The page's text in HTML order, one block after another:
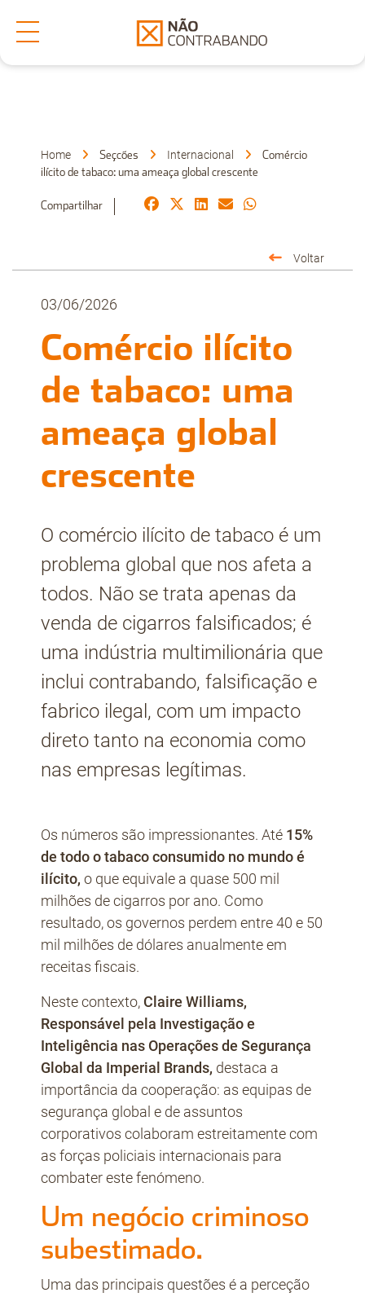
Denuncia
Sobre Nós
Home Seçcões Internacional
Comércio
ilícito de tabaco: uma ameaça global crescente
Compartilhar
Voltar
03/06/2026
Comércio ilícito
de tabaco: uma
ameaça global
crescente
O comércio ilícito de tabaco é um
problema global que nos afeta a
todos. Não se trata apenas da
venda de cigarros falsificados; é
uma indústria multimilionária que
inclui contrabando, falsificação e
fabrico ilegal, com um impacto
direto tanto na economia como
nas empresas legítimas.
Os números são impressionantes. Até 15%
de todo o tabaco consumido no mundo é
ilícito, o que equivale a quase 500 mil
milhões de cigarros por ano. Como
resultado, os governos perdem entre 40 e 50
mil milhões de dólares anualmente em
receitas fiscais.
Neste contexto,Claire Williams,
Responsável pela Investigação e
Inteligência nas Operações de Segurança
Global da Imperial Brands, destaca a
importância da cooperação: as equipas de
segurança global e de assuntos
corporativos colaboram estreitamente com
as forças policiais internacionais para
combater este fenómeno.
Um negócio criminoso
subestimado.
Uma das principais questões é a perceção